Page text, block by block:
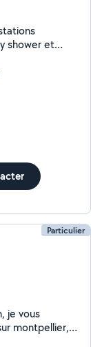
shower et
et
et
Particulier
je vous
montpellier,